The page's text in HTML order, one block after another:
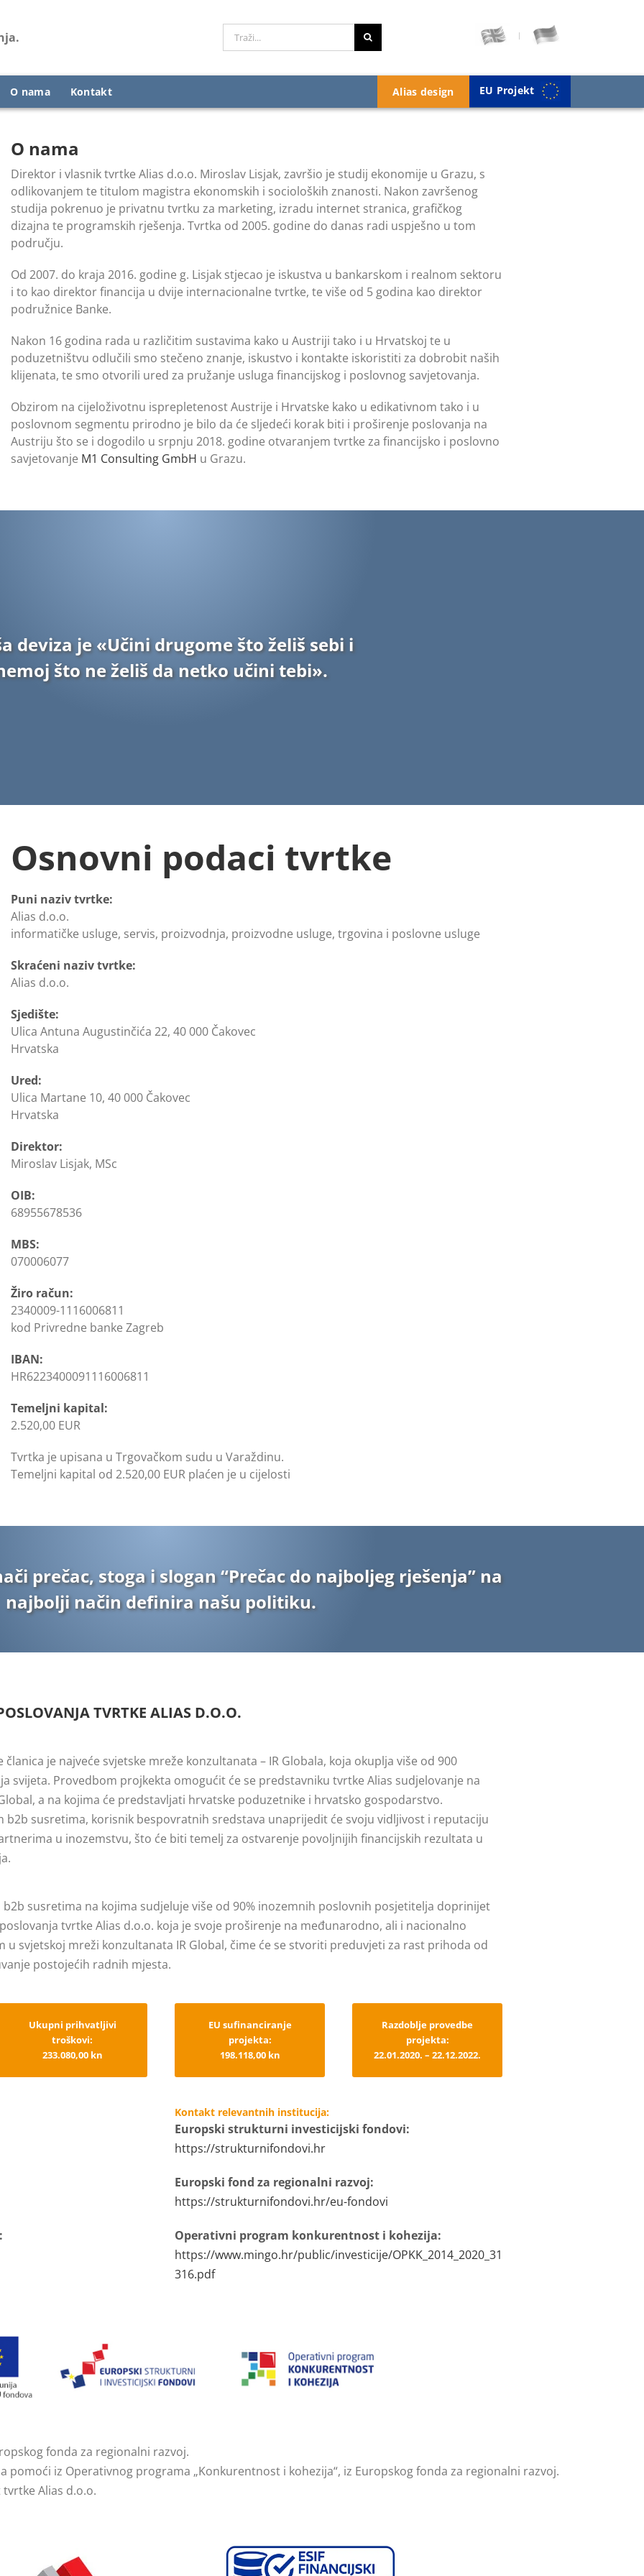
Traži...
O nama Kontakt EU Projekt
Alias design
O nama
Direktor i vlasnik tvrtke Alias d.o.o. Miroslav Lisjak, završio je studij ekonomije u Grazu, s
odlikovanjem te titulom magistra ekonomskih i socioloških znanosti. Nakon završenog
studija pokrenuo je privatnu tvrtku za marketing, izradu internet stranica, grafičkog
dizajna te programskih rješenja. Tvrtka od 2005. godine do danas radi uspješno u tom
području.
Od 2007. do kraja 2016. godine g. Lisjak stjecao je iskustva u bankarskom i realnom sektoru
i to kao direktor financija u dvije internacionalne tvrtke, te više od 5 godina kao direktor
podružnice Banke.
Nakon 16 godina rada u različitim sustavima kako u Austriji tako i u Hrvatskoj te u
poduzetništvu odlučili smo stečeno znanje, iskustvo i kontakte iskoristiti za dobrobit naših
klijenata, te smo otvorili ured za pružanje usluga financijskog i poslovnog savjetovanja.
Obzirom na cijeloživotnu isprepletenost Austrije i Hrvatske kako u edikativnom tako i u
poslovnom segmentu prirodno je bilo da će sljedeći korak biti i proširenje poslovanja na
Austriju što se i dogodilo u srpnju 2018. godine otvaranjem tvrtke za financijsko i poslovno
savjetovanje M1 Consulting GmbH u Grazu.
deviza je «Učini drugome što želiš sebi i
što ne želiš da netko učini tebi».
Osnovni podaci tvrtke
Puni naziv tvrtke:
Alias d.o.o.
informatičke usluge, servis, proizvodnja, proizvodne usluge, trgovina i poslovne usluge
Skraćeni naziv tvrtke:
Alias d.o.o.
Sjedište:
Ulica Antuna Augustinčića 22, 40 000 Čakovec
Hrvatska
Ured:
Ulica Martane 10, 40 000 Čakovec
Hrvatska
Direktor:
Miroslav Lisjak, MSc
OIB:
68955678536
MBS:
070006077
Žiro račun:
2340009-1116006811
kod Privredne banke Zagreb
IBAN:
HR6223400091116006811
Temeljni kapital:
2.520,00 EUR
Tvrtka je upisana u Trgovačkom sudu u Varaždinu.
Temeljni kapital od 2.520,00 EUR plaćen je u cijelosti
prečac, stoga i slogan “Prečac do najboljeg rješenja” na
najbolji način definira našu politiku.
TVRTKE ALIAS D.O.O.
je najveće svjetske mreže konzultanata – IR Globala, koja okuplja više od 900
svijeta. Provedbom projkekta omogućit će se predstavniku tvrtke Alias sudjelovanje na
a na kojima će predstavljati hrvatske poduzetnike i hrvatsko gospodarstvo.
b2b susretima, korisnik bespovratnih sredstava unaprijedit će svoju vidljivost i reputaciju
u inozemstvu, što će biti temelj za ostvarenje povoljnijih financijskih rezultata u
b2b susretima na kojima sudjeluje više od 90% inozemnih poslovnih posjetitelja doprinijet
tvrtke Alias d.o.o. koja je svoje proširenje na međunarodno, ali i nacionalno
u svjetskoj mreži konzultanata IR Global, čime će se stvoriti preduvjeti za rast prihoda od
postojećih radnih mjesta.
Ukupni prihvatljivi
troškovi:
233.080,00 kn
EU sufinanciranje
projekta:
198.118,00 kn
Razdoblje provedbe
projekta:
22.01.2020. – 22.12.2022.
Kontakt relevantnih institucija:
Europski strukturni investicijski fondovi:
https://strukturnifondovi.hr
Europski fond za regionalni razvoj:
https://strukturnifondovi.hr/eu-fondovi
Operativni program konkurentnost i kohezija:
https://www.mingo.hr/public/investicije/OPKK_2014_2020_31
316.pdf
fonda za regionalni razvoj.
iz Operativnog programa „Konkurentnost i kohezija“, iz Europskog fonda za regionalni razvoj.
Alias d.o.o.